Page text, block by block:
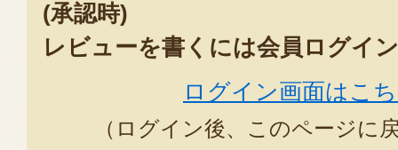
(承認時)
レビューを書くには会員ログイ
ログイン画面はこ
（ログイン後、このページに